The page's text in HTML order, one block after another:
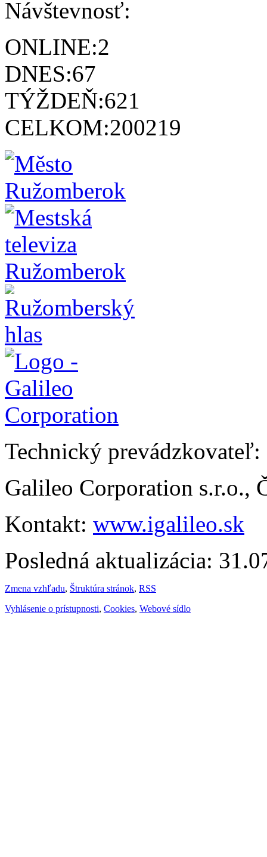
Návštevnosť:
ONLINE:2
DNES:67
TÝŽDEŇ:621
CELKOM:200219
Technický prevádzkovateľ:
Galileo Corporation s.r.o.,
Kontakt: www.igalileo.sk
Posledná aktualizácia:
Zmena vzhľadu, Štruktúra stránok, RSS
Vyhlásenie o prístupnosti, Cookies, Webové sídlo